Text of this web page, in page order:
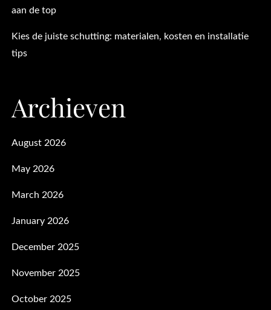
aan de top
Kies de juiste schutting: materialen, kosten en installatie
tips
Archieven
August 2026
May 2026
March 2026
January 2026
December 2025
November 2025
October 2025